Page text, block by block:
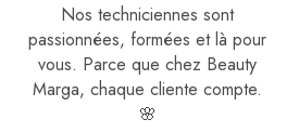
Nos techniciennes sont
passionnées, formées et là pour
vous. Parce que chez Beauty
Marga, chaque cliente compte.
🌸